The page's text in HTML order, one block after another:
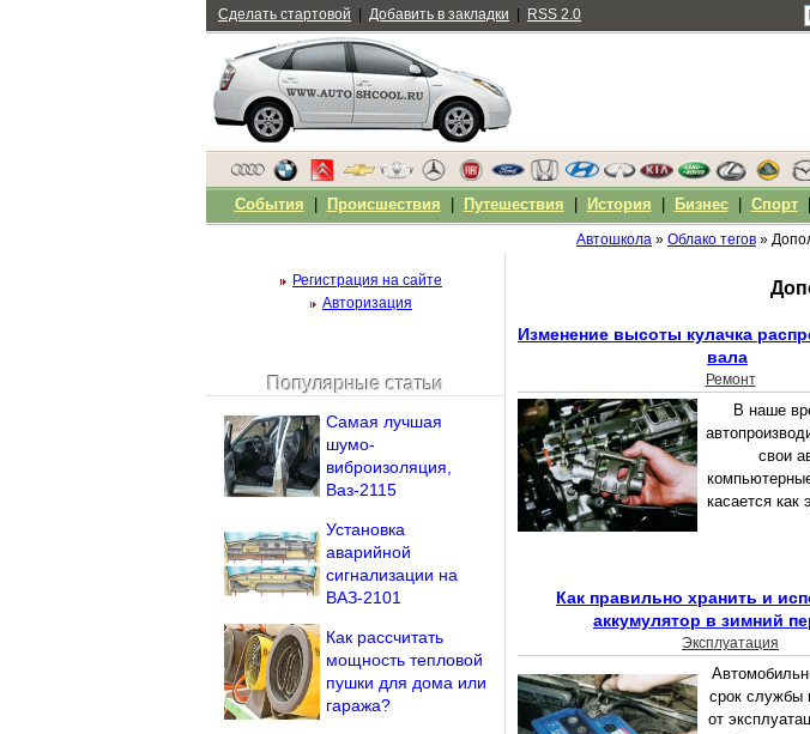
Автошкола » Облако тегов »
Изменение высоты кулачка
вала
Ремонт
В наше
свои
касается как
Как правильно хранить и
аккумулятор в зимний
Эксплуатация
срок службы
от
Регистрация на сайте
Авторизация
Напомнить пароль?
Популярные статьи
Самая лучшая
шумо-
виброизоляция,
Ваз-2115
Установка
аварийной
сигнализации на
ВАЗ-2101
Как рассчитать
мощность тепловой
пушки для дома или
гаража?
Сделать стартовой Добавить в закладки RSS 2.0
События Происшествия Путешествия История Бизнес| Спорт|